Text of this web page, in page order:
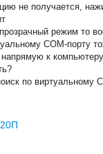
не получается,
режим то
COM-порту
к
по виртуальному